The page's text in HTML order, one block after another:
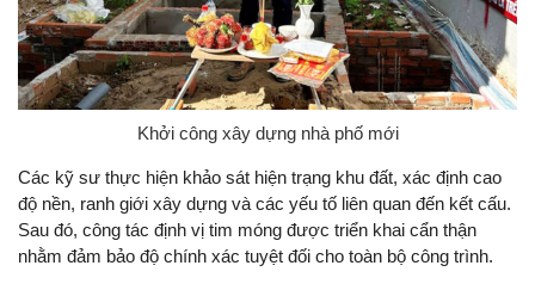
Khởi công xây dựng nhà phố mới
Các kỹ sư thực hiện khảo sát hiện trạng khu đất, xác định cao
độ nền, ranh giới xây dựng và các yếu tố liên quan đến kết cấu.
Sau đó, công tác định vị tim móng được triển khai cẩn thận
nhằm đảm bảo độ chính xác tuyệt đối cho toàn bộ công trình.